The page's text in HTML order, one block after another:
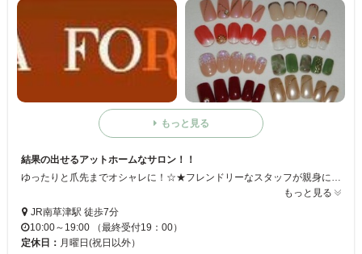
もっと見る
結果の出せるアットホームなサロン！！
ゆったりと爪先までオシャレに！☆★フレンドリーなスタッフが親身になってお客様に合ったネイルを提案・提供いたします。リーズナブルなお値段で爪先までキラキラになりましょう☆★ネイルが初めての方も安心してご来店ください♪心よりお待ちしております！！
もっと見る
JR南草津駅 徒歩7分
10:00～19:00 （最終受付19：00）
定休日： 月曜日(祝日以外）